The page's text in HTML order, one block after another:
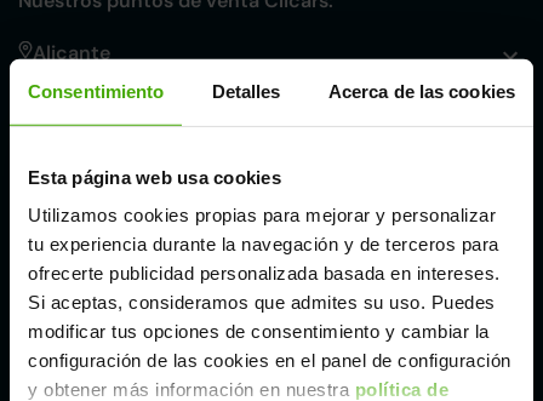
Consentimiento Detalles Acerca de las cookies
Esta página web usa cookies
Utilizamos cookies propias para mejorar y personalizar
tu experiencia durante la navegación y de terceros para
ofrecerte publicidad personalizada basada en intereses.
Si aceptas, consideramos que admites su uso. Puedes
modificar tus opciones de consentimiento y cambiar la
configuración de las cookies en el panel de configuración
y obtener más información en nuestra política de
Alicante
Córdoba
Málaga
Valencia